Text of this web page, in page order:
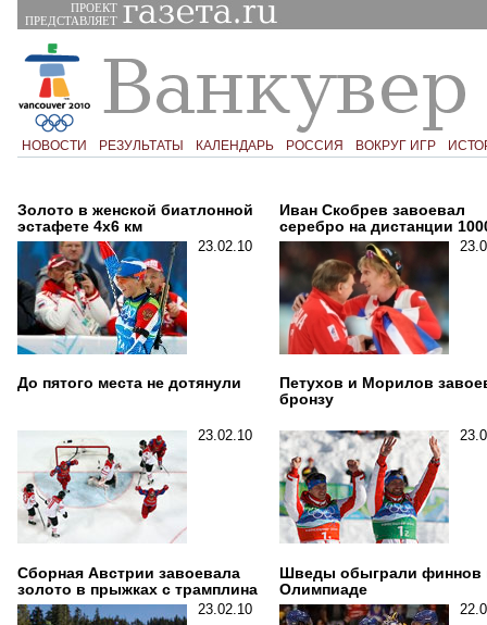
ПРОЕКТ
ПРЕДСТАВЛЯЕТ
НОВОСТИ РЕЗУЛЬТАТЫ КАЛЕНДАРЬ РОССИЯ ВОКРУГ ИГР
Золото в женской биатлонной
эстафете 4х6 км
Иван Скобрев завоевал
серебро на дистанции
23.02.10
До пятого места не дотянули
Петухов и Морилов
бронзу
23.02.10
Сборная Австрии завоевала
золото в прыжках с трамплина
Шведы обыграли финнов
Олимпиаде
23.02.10